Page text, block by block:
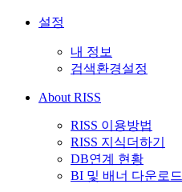
설정
내 정보
검색환경설정
About RISS
RISS 이용방법
RISS 지식더하기
DB연계 현황
BI 및 배너 다운로드